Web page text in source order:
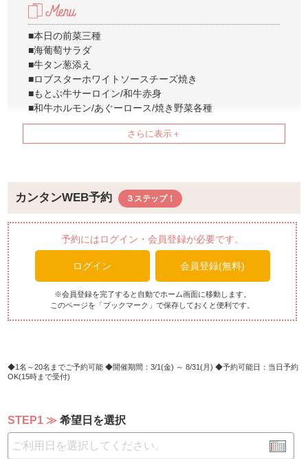
■本日の前菜三種
■海葡萄サラダ
■牛タン葱添え
■ロブスターホワイトソースチーズ焼き
■もとぶ牛サーロイン/和牛赤身
■和牛ホルモン/あぐーロース/焼き野菜各種
■石焼きガーリックライス
合がございます
カンタンWEB予約
予約にはログイン・会員登録が必要です。
ログイン 会員登録(無料)
※会員登録を完了すると自動でホーム画面に移動します。
このページを「ブックマーク」で保存しておくと便利です。
1名～20名までご予約可能 開催期間：3/1(金) ～ 8/31(月)
予約可能日：当日予約
OK(15時まで受付)
STEP1 希望日を選択